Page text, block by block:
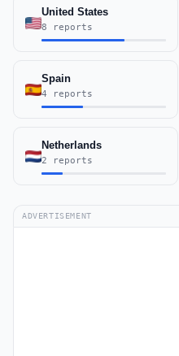
United States
8 reports
Spain
4 reports
Netherlands
2 reports
ADVERTISEMENT